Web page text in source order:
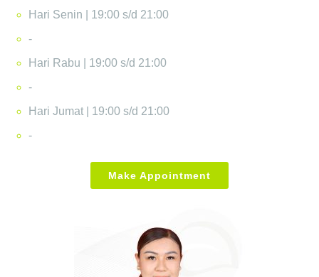
Hari Senin | 19:00 s/d 21:00
-
Hari Rabu | 19:00 s/d 21:00
-
Hari Jumat | 19:00 s/d 21:00
-
Make Appointment